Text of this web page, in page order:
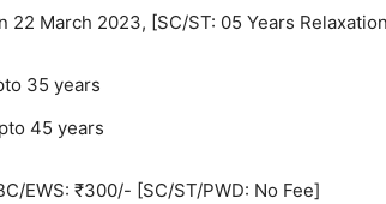
22 March 2023, [SC/ST: 05 Years
35 years
45 years
EWS: ₹300/- [SC/ST/PWD: No Fee]